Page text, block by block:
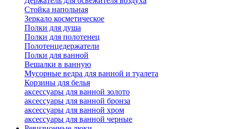
Стойка напольная
Зеркало косметическое
Полки для душа
Полки для полотенец
Полотенцедержатели
Полки для ванной
Вешалки в ванную
Мусорные ведра для ванной и туалета
Корзины для белья
аксессуары для ванной золото
аксессуары для ванной бронза
аксессуары для ванной хром
аксессуары для ванной черные